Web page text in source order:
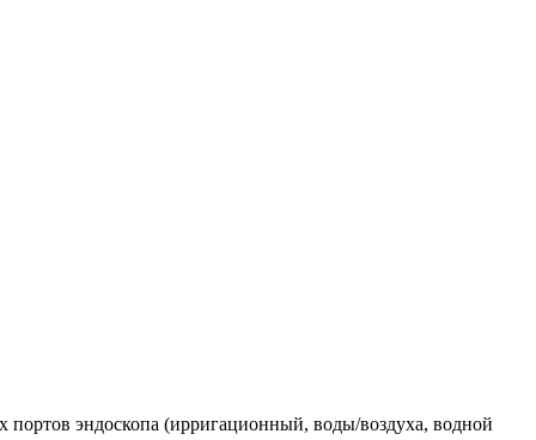
портов эндоскопа (ирригационный, воды/воздуха, водной